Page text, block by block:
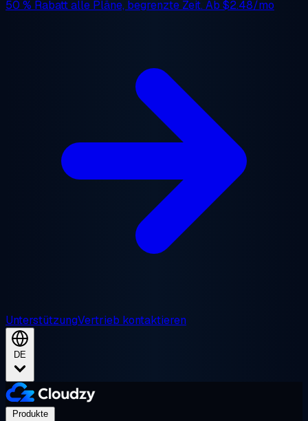
50 % Rabattalle Pläne, begrenzte Zeit. Ab $2.48/mo
UnterstützungVertrieb kontaktieren
DE